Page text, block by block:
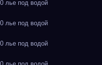
лье под водой
лье под водой
лье под водой